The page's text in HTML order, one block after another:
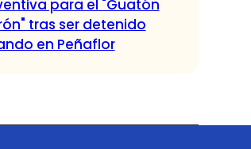
para el "Guatón
tras ser detenido
en Peñaflor